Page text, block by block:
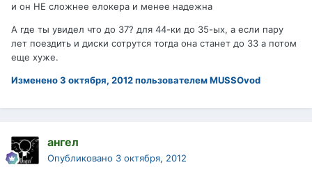
и он HE сложнее елокера и менее надежна
А где ты увидел что до 37? для 44-ки до 35-ых, а если пару
лет поездить и диски сотрутся тогда она станет до 33 а потом
еще хуже.
Изменено3 октября, 2012пользователем MUSSOvod
ангел
Опубликовано 3 октября, 2012